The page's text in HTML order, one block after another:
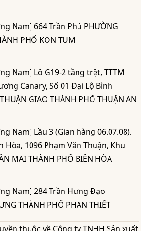
Nam] 664 Trần Phú PHƯỜNG
PHỐ KON TUM
Nam] Lô G19-2 tầng trệt, TTTM
Canary, Số 01 Đại Lộ Bình
GIAO THÀNH PHỐ THUẬN AN
Nam] Lầu 3 (Gian hàng 06.07.08),
Hòa, 1096 Phạm Văn Thuận, Khu
MAI THÀNH PHỐ BIÊN HÒA
Nam] 284 Trần Hưng Đạo
THÀNH PHỐ PHAN THIẾT
thuộc về Công ty TNHH Sản xuất